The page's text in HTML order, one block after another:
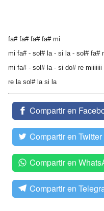
fa# fa# fa# fa# mi
mi fa# - sol# la - si la - sol# fa#
mi fa# - sol# la - si do# re miiiiiii
re la sol# la si la
Compartir en
Compartir en Twitter
Compartir en
Compartir en